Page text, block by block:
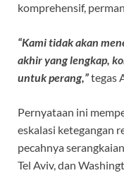
komprehensif,
“Kami tidak akan
akhir yang lengkap,
untuk perang,”tegas
Pernyataan ini
eskalasi ketegangan
pecahnya
Tel Aviv, dan